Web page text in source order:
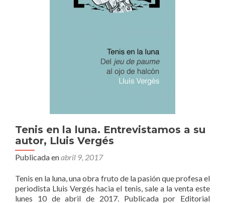
Tenis en la luna. Entrevistamos a su
autor, Lluis Vergés
Publicada enabril 9, 2017
Tenis en la luna, una obra fruto de la pasión que profesa el
periodista Lluis Vergés hacia el tenis, sale a la venta este
lunes 10 de abril de 2017. Publicada por Editorial